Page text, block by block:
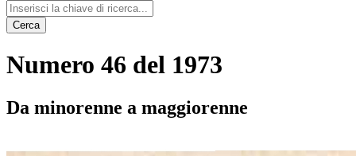
Cerca
Numero 46 del 1973
Da minorenne a maggiorenne